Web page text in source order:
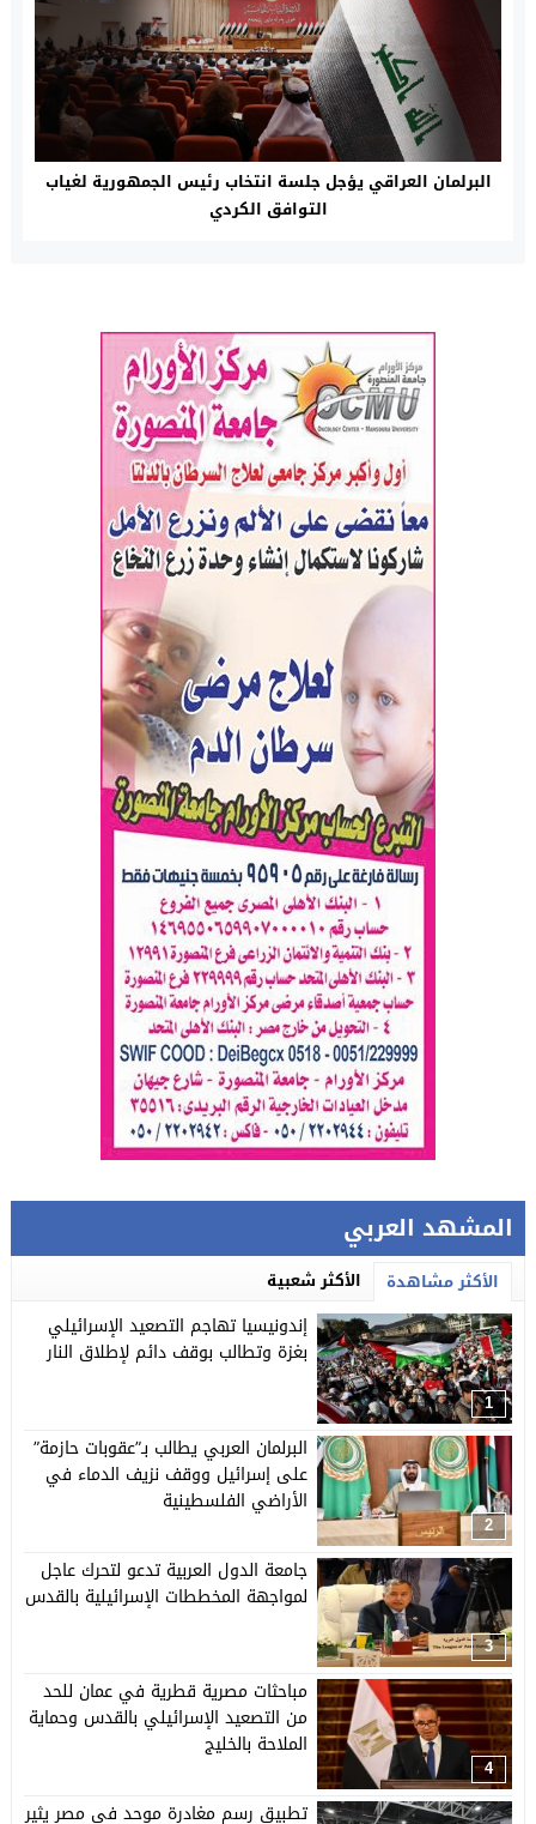
البرلمان العراقي يؤجل جلسة انتخاب رئيس الجمهورية لغياب
التوافق الكردي
المشهد العربي
الأكثر مشاهدة الأكثر شعبية
1
إندونيسيا تهاجم التصعيد الإسرائيلي
بغزة وتطالب بوقف دائم لإطلاق النار
2
البرلمان العربي يطالب بـ”عقوبات حازمة”
على إسرائيل ووقف نزيف الدماء في
الأراضي الفلسطينية
3
جامعة الدول العربية تدعو لتحرك عاجل
لمواجهة المخططات الإسرائيلية بالقدس
4
مباحثات مصرية قطرية في عمان للحد
من التصعيد الإسرائيلي بالقدس وحماية
الملاحة بالخليج
تطبيق رسم مغادرة موحد في مصر يثير